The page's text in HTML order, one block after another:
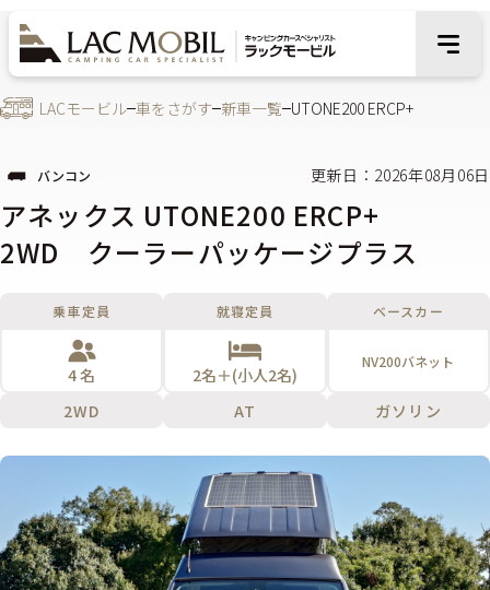
LACモービル 車をさがす 新車一覧 UTONE200 ERCP+
バンコン 更新日：2026年08月06日
アネックス UTONE200 ERCP+
2WD クーラーパッケージプラス
乗車定員
4 名
就寝定員
2名＋(小人2名)
ベースカー
NV200バネット
2WD AT ガソリン